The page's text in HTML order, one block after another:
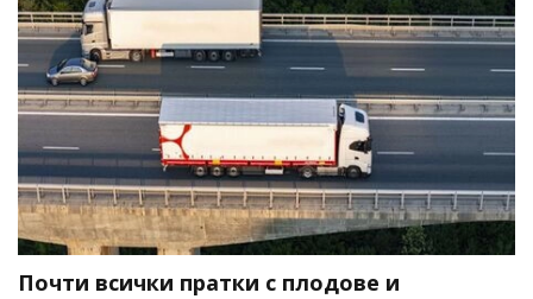
Почти всички пратки с плодове и